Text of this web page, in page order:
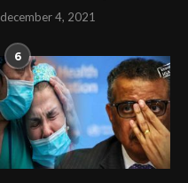
december 4, 2021
6